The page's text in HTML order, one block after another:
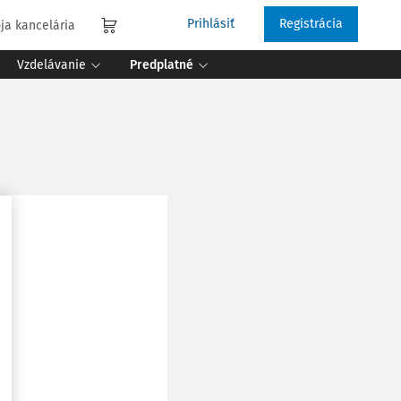
kancelária Prihlásiť Registrácia
Vzdelávanie Predplatné